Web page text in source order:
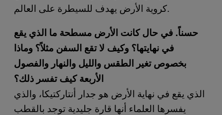
كروية الأرض يهدف للسيطرة على العالم.
حسناً. في حال كانت الأرض مسطحة ما الذي يقع
في نهايتها؟ وكيف لا تقع السفن مثلاً؟ وماذا
بخصوص تغير الطقس والليل والنهار والفصول
الأربعة كيف تفسر ذلك؟
الذي يقع في نهاية الأرض هو جدار أنتاركتيكا، والذي
يفسرها العلماء أنها قارة جليدية توجد بالقطب